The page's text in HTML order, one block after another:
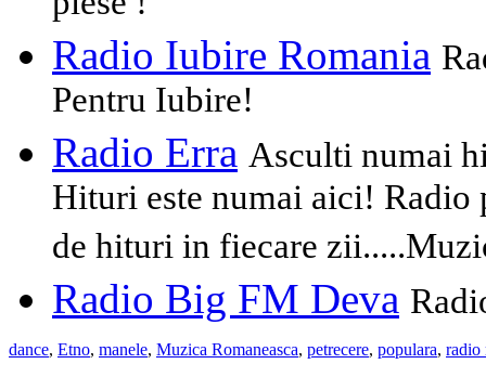
Radio Iubire Romania
Pentru Iubire!
Radio Erra Asculti numai
Hituri este numai aici! Radio
de hituri in fiecare
Radio Big FM Deva
dance, Etno, manele, Muzica Romaneasca, petrecere, populara, radio